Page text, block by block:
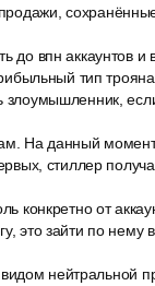
до впн аккаунтов и
тип
На данный
стиллер
конкретно от
это зайти по нему
видом нейтральной